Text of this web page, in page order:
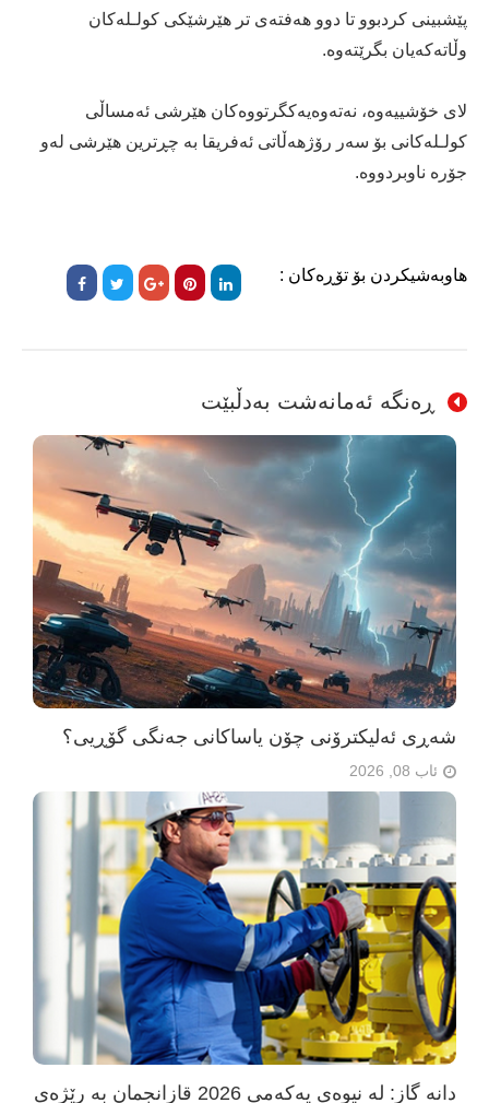
پێشبینی کردبوو تا دوو هەفتەی تر هێرشێکی کولـلەکان
وڵاتەکەیان بگرێتەوە.
لای خۆشییەوە، نەتەوەیەکگرتووەکان هێرشی ئەمساڵی
کولـلەکانی بۆ سەر رۆژهەڵاتی ئەفریقا بە چڕترین هێرشی لەو
جۆرە ناوبردووە.
هاوبەشیکردن بۆ تۆڕەکان :
ڕەنگە ئەمانەشت بەدڵبێت
شەڕی ئەلیکترۆنی چۆن یاساکانی جەنگی گۆڕیی؟
ئاب 08, 2026
دانە گاز: لە نیوەی یەکەمی 2026 قازانجمان بە رێژەی